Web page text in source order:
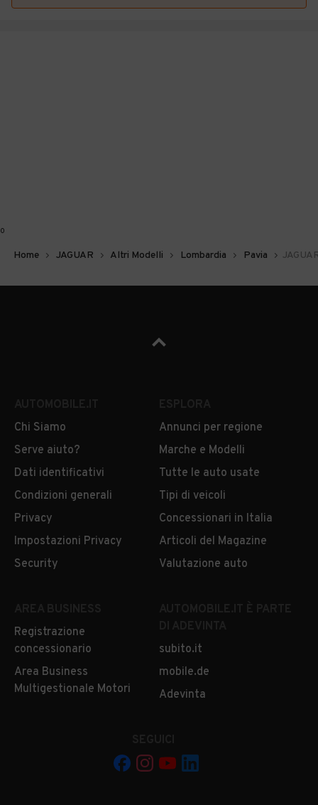
0
Home JAGUAR Altri Modelli Lombardia Pavia
Chi Siamo
Serve aiuto?
Dati identificativi
Condizioni generali
Privacy
Impostazioni Privacy
Security
Annunci per regione
Marche e Modelli
Tutte le auto usate
Tipi di veicoli
Concessionari in Italia
Articoli del Magazine
Valutazione auto
Registrazione
concessionario
Area Business
Multigestionale Motori
subito.it
mobile.de
Adevinta